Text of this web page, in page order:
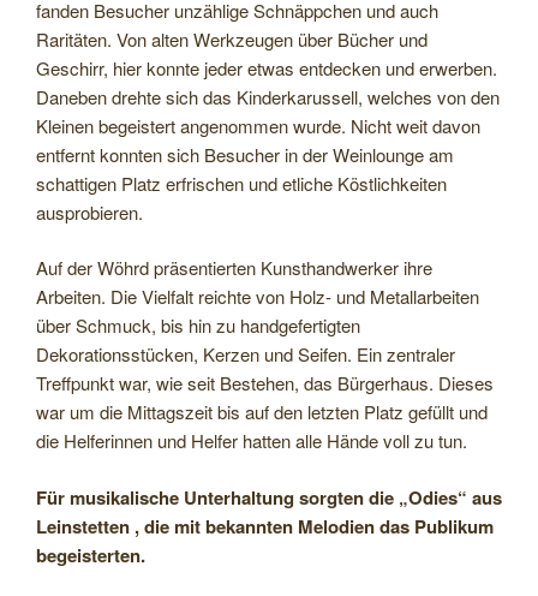
fanden Besucher unzählige Schnäppchen und auch
Raritäten. Von alten Werkzeugen über Bücher und
Geschirr, hier konnte jeder etwas entdecken und erwerben.
Daneben drehte sich das Kinderkarussell, welches von den
Kleinen begeistert angenommen wurde. Nicht weit davon
entfernt konnten sich Besucher in der Weinlounge am
schattigen Platz erfrischen und etliche Köstlichkeiten
ausprobieren.
Auf der Wöhrd präsentierten Kunsthandwerker ihre
Arbeiten. Die Vielfalt reichte von Holz- und Metallarbeiten
über Schmuck, bis hin zu handgefertigten
Dekorationsstücken, Kerzen und Seifen. Ein zentraler
Treffpunkt war, wie seit Bestehen, das Bürgerhaus. Dieses
war um die Mittagszeit bis auf den letzten Platz gefüllt und
die Helferinnen und Helfer hatten alle Hände voll zu tun.
Für musikalische Unterhaltung sorgten die „Odies“ aus
Leinstetten , die mit bekannten Melodien das Publikum
begeisterten.